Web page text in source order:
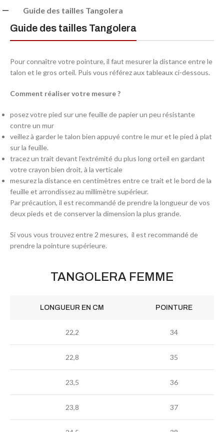
Guide des tailles Tangolera
Guide des tailles Tangolera
Pour connaître votre pointure, il faut mesurer la distance entre le
talon et le gros orteil. Puis vous référez aux tableaux ci-dessous.
Comment réaliser votre mesure ?
posez votre pied sur une feuille de papier un peu résistante
contre un mur
veillez à garder le talon bien appuyé contre le mur et le pied à plat
sur la feuille.
tracez un trait devant l’extrémité du plus long orteil en gardant
votre crayon bien droit, à la verticale
mesurez la distance en centimètres entre ce trait et le bord de la
feuille et arrondissez au millimètre supérieur.
Par précaution, il est recommandé de prendre la longueur de vos
deux pieds et de conserver la dimension la plus grande.
Si vous vous trouvez entre 2 mesures, il est recommandé de
prendre la pointure supérieure.
TANGOLERA FEMME
LONGUEUR EN CM POINTURE
22,2 34
22,8 35
23,5 36
23,8 37